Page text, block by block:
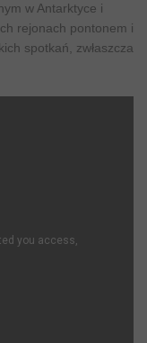
w Antarktyce i
rejonach pontonem i
spotkań, zwłaszcza